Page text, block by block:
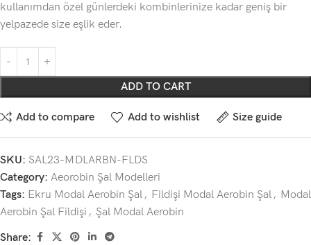
kullanımdan özel günlerdeki kombinlerinize kadar geniş bir
yelpazede size eşlik eder.
ADD TO CART
Add to compare Add to wishlist Size guide
SKU: SAL23-MDLARBN-FLDS
Category: Aeorobin Şal Modelleri
Tags: Ekru Modal Aerobin Şal, Fildişi Modal Aerobin Şal, Modal
Aerobin Şal Fildişi , Şal Modal Aerobin
Share: